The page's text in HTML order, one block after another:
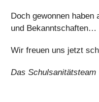
Doch gewonnen haben
und Bekanntschaften…
Wir freuen uns jetzt
Das Schulsanitätsteam